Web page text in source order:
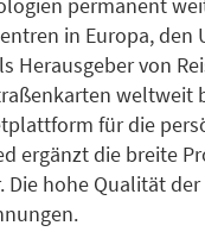
in Europa, den
Herausgeber von
weltweit
für die
ergänzt die breite
hohe Qualität